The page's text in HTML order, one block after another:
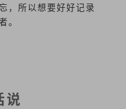
，所以想要好好记录
。
说